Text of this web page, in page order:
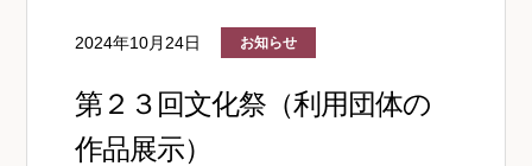
2024年10月24日 お知らせ
第２３回文化祭（利用団体の
作品展示）